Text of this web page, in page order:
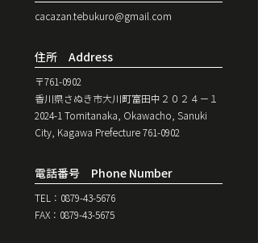
cacazan.tebukuro@gmail.com
住所 Address
〒761-0902
香川県さぬき市大川町富田中２０２４−１
2024-1 Tomitanaka, Okawacho, Sanuki
City, Kagawa Prefecture761-0902
電話番号 Phone Number
TEL：0879-43-5676
FAX：0879-43-5675